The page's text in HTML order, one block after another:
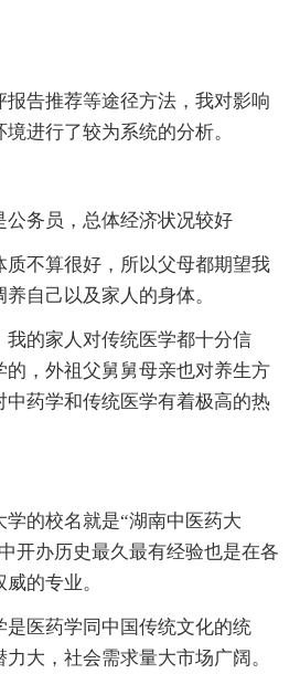
报告推荐等途径方法，我对影响
进行了较为系统的分析。
公务员，总体经济状况较好
质不算很好，所以父母都期望我
自己以及家人的身体。
我的家人对传统医学都十分信
的，外祖父舅舅母亲也对养生方
中药学和传统医学有着极高的热
学的校名就是“湖南中医药大
开办历史最久最有经验也是在各
的专业。
是医药学同中国传统文化的统
大，社会需求量大市场广阔。